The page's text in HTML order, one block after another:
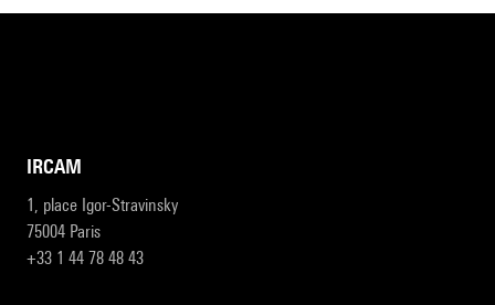
IRCAM
1, place Igor-Stravinsky
75004 Paris
+33 1 44 78 48 43